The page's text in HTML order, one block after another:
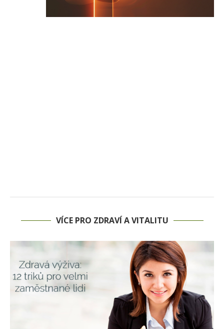
VÍCE PRO ZDRAVÍ A VITALITU